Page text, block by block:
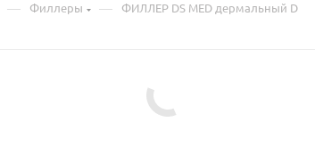
— Филлеры — ФИЛЛЕР DS MED дермальный D